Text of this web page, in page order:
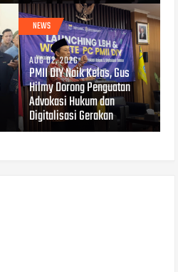
NEWS
AUG 02, 2026
PMII DIY Naik Kelas, Gus
Hilmy Dorong Penguatan
Advokasi Hukum dan
Digitalisasi Gerakan